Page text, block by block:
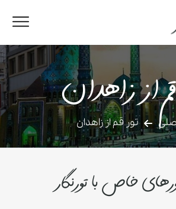
از زاهدان
تور قم از زاهدان
خاص با تورنگار